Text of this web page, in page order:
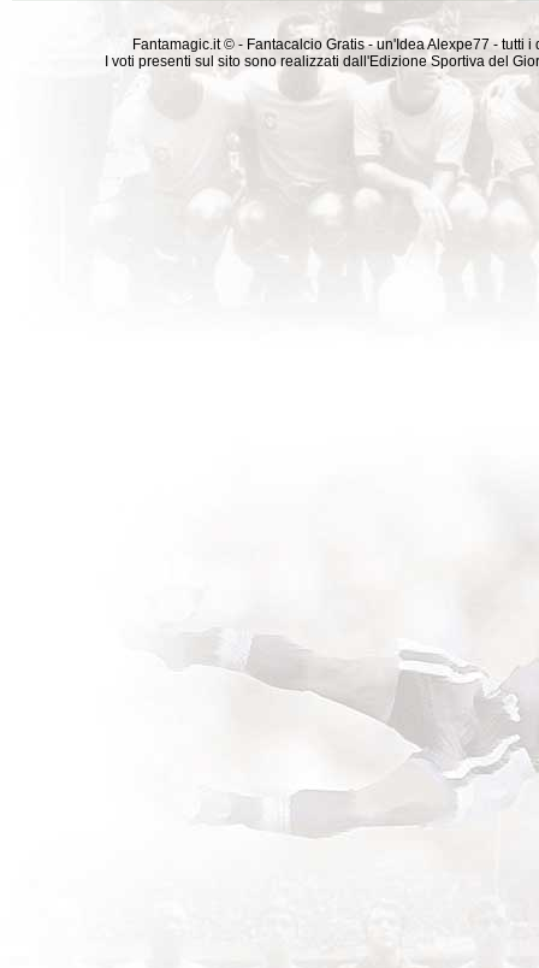
Fantamagic.it © - Fantacalcio Gratis - un'Idea Alexpe77 -
I voti presenti sul sito sono realizzati dall'Edizione Sportiva del